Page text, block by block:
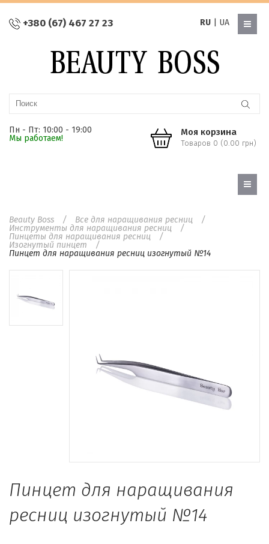
+380 (67) 467 27 23 RU| UA
Пн - Пт: 10:00 - 19:00
Мы работаем!
Моя корзина
Товаров 0 (0.00 грн)
Beauty Boss
Все для наращивания ресниц
Инструменты для наращивания ресниц
Пинцеты для наращивания ресниц
Изогнутый пинцет
Пинцет для наращивания ресниц изогнутый №14
Пинцет для наращивания
ресниц изогнутый №14